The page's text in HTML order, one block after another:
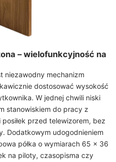
– wielofunkcyjność na
niezawodny mechanizm
dostosować wysokość
W jednej chwili niski
stanowiskiem do pracy z
przed telewizorem, bez
Dodatkowym udogodnieniem
półka o wymiarach 65 × 36
na piloty, czasopisma czy